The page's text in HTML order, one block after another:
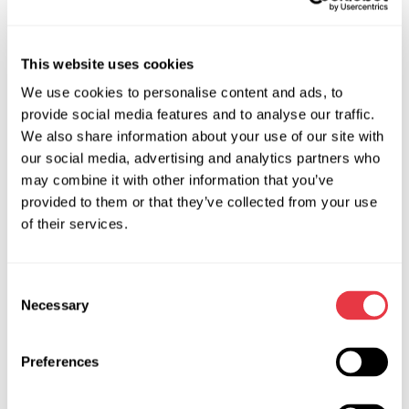
This website uses cookies
We use cookies to personalise content and ads, to
provide social media features and to analyse our traffic.
We also share information about your use of our site with
our social media, advertising and analytics partners who
may combine it with other information that you’ve
provided to them or that they’ve collected from your use
of their services.
Selection
Necessary
Preferences
очередь приводит к ускоренному износу уплотнений и
Как проверить суппорт?
Проверить суппорт можно не отключая от
гидравлической системы. Однако придётся его
отсоединить от ступицы или поворотного кулака.
Начинать проверку надо с визуального осмотра. Нужно
проверить наличие потёков жидкости и целостность
перемещения скобы тормозного суппорта. Если суппорт
оборудован механическим механизмом стояночного
Надежность суппорта